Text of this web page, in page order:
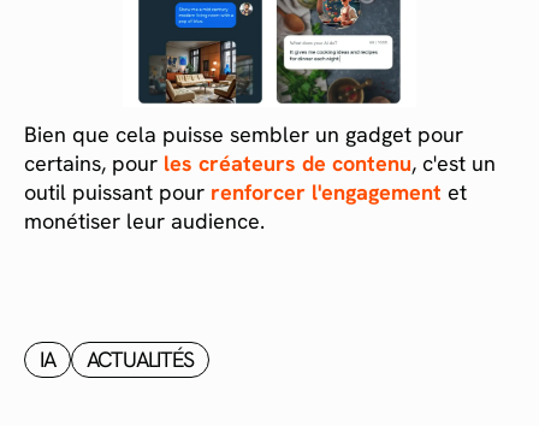
Bien que cela puisse sembler un gadget pour
certains, pour les créateurs de contenu, c'est un
outil puissant pour renforcer l'engagement et
monétiser leur audience.
IA ACTUALITÉS